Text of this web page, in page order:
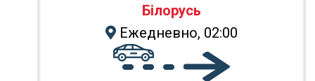
Білорусь
Ежедневно, 02:00